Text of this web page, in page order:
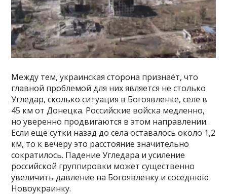
Между тем, украинская сторона признаёт, что
главной проблемой для них является не столько
Угледар, сколько ситуация в Богоявленке, селе в
45 км от Донецка. Российские войска медленно,
но уверенно продвигаются в этом направлении.
Если ещё сутки назад до села оставалось около 1,2
км, то к вечеру это расстояние значительно
сократилось. Падение Угледара и усиление
российской группировки может существенно
увеличить давление на Богоявленку и соседнюю
Новоукраинку.